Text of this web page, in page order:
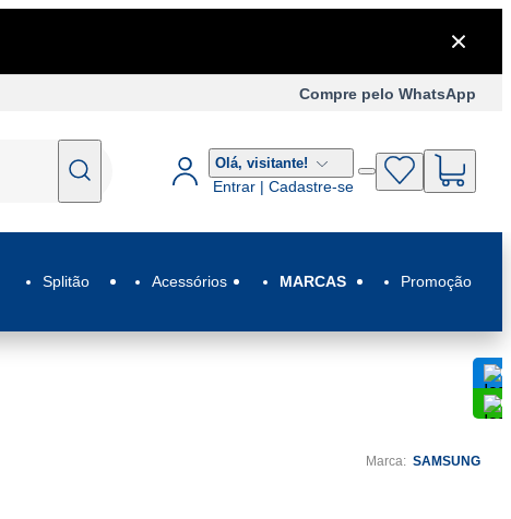
Compre pelo WhatsApp
Olá, visitante!
Entrar | Cadastre-se
Splitão Acessórios MARCAS Promoção
Marca: SAMSUNG